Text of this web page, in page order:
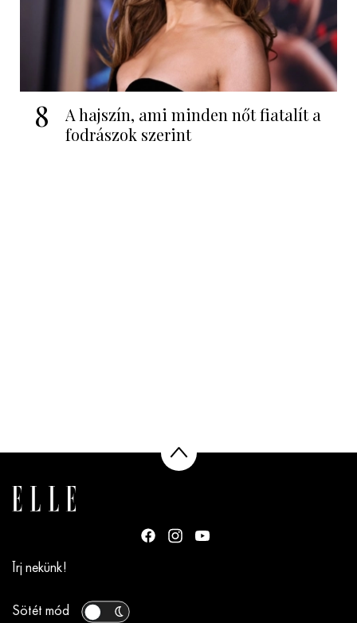
8
A hajszín, ami minden nőt fiatalít a
fodrászok szerint
Írj nekünk!
Sötét mód